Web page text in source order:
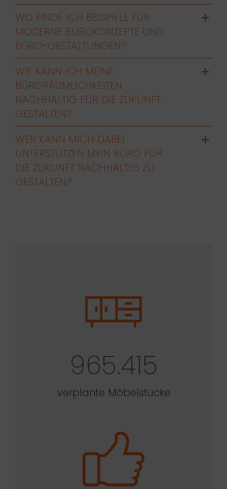
WO FINDE ICH BEISPIELE FÜR
MODERNE BÜROKONZEPTE UND
BÜRO-GESTALTUNGEN?
WIE KANN ICH MEINE
BÜRORÄUMLICHKEITEN
NACHHALTIG FÜR DIE ZUKUNFT
GESTALTEN?
WER KANN MICH DABEI
UNTERSTÜTZEN MEIN BÜRO FÜR
DIE ZUKUNFT NACHHALTIG ZU
GESTALTEN?
965.415
verplante Möbelstücke